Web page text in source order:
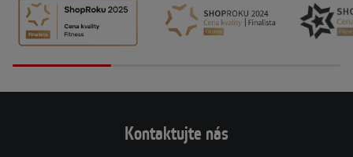
Kontaktujte nás